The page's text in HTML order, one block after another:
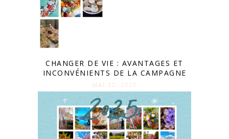
CHANGER DE VIE : AVANTAGES ET
INCONVÉNIENTS DE LA CAMPAGNE
MAI 12. 2025